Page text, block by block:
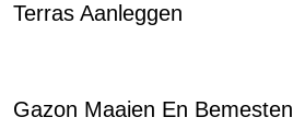
Terras Aanleggen
Gazon Maaien En Bemesten